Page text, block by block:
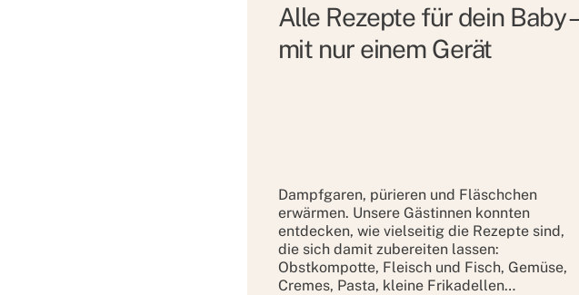
Alle Rezepte für dein Baby –
mit nur einem Gerät
Dampfgaren, pürieren und Fläschchen
erwärmen. Unsere Gästinnen konnten
entdecken, wie vielseitig die Rezepte sind,
die sich damit zubereiten lassen:
Obstkompotte, Fleisch und Fisch, Gemüse,
Cremes, Pasta, kleine Frikadellen…